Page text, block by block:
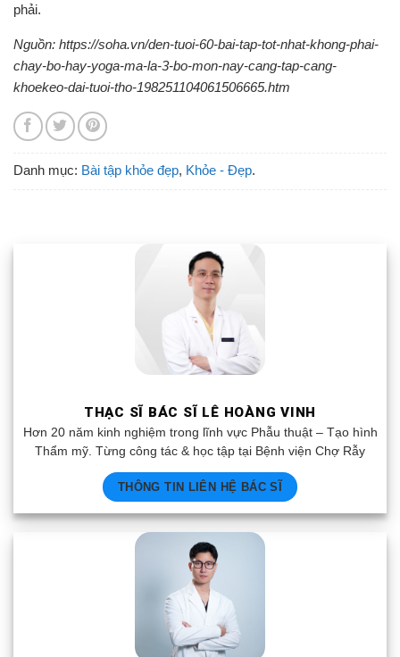
phải.
Nguồn: https://soha.vn/den-tuoi-60-bai-tap-tot-nhat-khong-phai-
chay-bo-hay-yoga-ma-la-3-bo-mon-nay-cang-tap-cang-
khoekeo-dai-tuoi-tho-198251104061506665.htm
Danh mục: Bài tập khỏe đẹp, Khỏe - Đẹp.
THẠC SĨ BÁC SĨ LÊ HOÀNG VINH
Hơn 20 năm kinh nghiệm trong lĩnh vực Phẫu thuật – Tạo hình
Thẩm mỹ. Từng công tác & học tập tại Bệnh viện Chợ Rẫy
THÔNG TIN LIÊN HỆ BÁC SĨ